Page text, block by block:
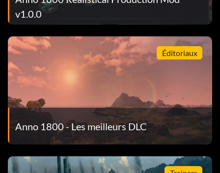
v1.0.0
Éditoriaux
Anno 1800 - Les meilleurs DLC